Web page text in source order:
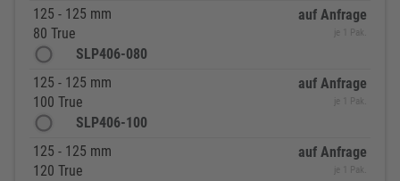
125 - 125 mm
80 True
SLP406-080
auf Anfrage
je 1 Pak.
125 - 125 mm
100 True
SLP406-100
auf Anfrage
je 1 Pak.
125 - 125 mm
120 True
auf Anfrage
je 1 Pak.